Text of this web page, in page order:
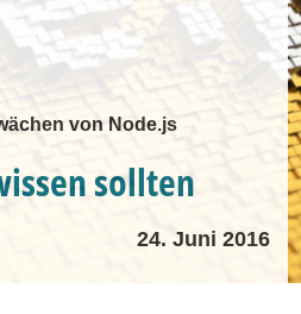
von Node.js
sollten
24. Juni 2016